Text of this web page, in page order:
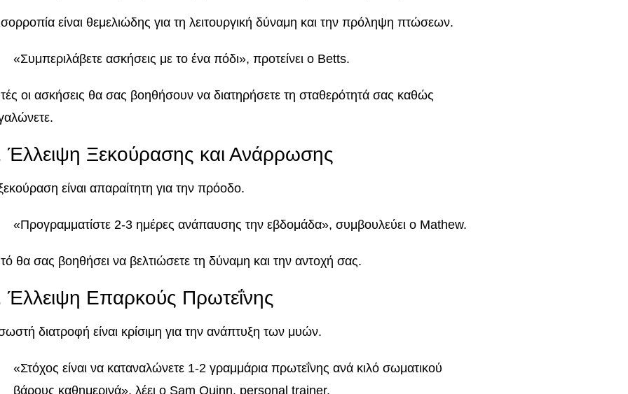
είναι θεμελιώδης για τη λειτουργική δύναμη και την πρόληψη πτώσεων.
«Συμπεριλάβετε ασκήσεις με το ένα πόδι», προτείνει ο Betts.
οι ασκήσεις θα σας βοηθήσουν να διατηρήσετε τη σταθερότητά σας καθώς
Έλλειψη Ξεκούρασης και Ανάρρωσης
είναι απαραίτητη για την πρόοδο.
«Προγραμματίστε 2-3 ημέρες ανάπαυσης την εβδομάδα», συμβουλεύει ο Mathew.
θα σας βοηθήσει να βελτιώσετε τη δύναμη και την αντοχή σας.
Έλλειψη Επαρκούς Πρωτεΐνης
διατροφή είναι κρίσιμη για την ανάπτυξη των μυών.
«Στόχος είναι να καταναλώνετε 1-2 γραμμάρια πρωτεΐνης ανά κιλό σωματικού
βάρους καθημερινά», λέει ο Sam Quinn, personal trainer.